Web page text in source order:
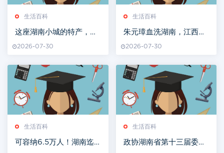
生活百科
这座湖南小城的特产，最
2026-07-30
生活百科
朱元璋血洗湖南，江西人
2026-07-30
生活百科
可容纳6.5万人！湖南迄
生活百科
政协湖南省第十三届委员